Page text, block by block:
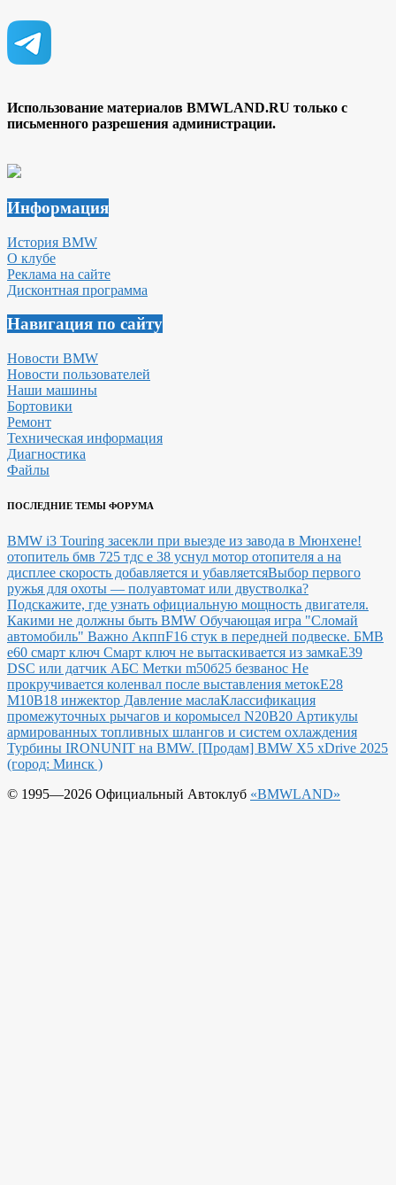
Использование материалов BMWLAND.RU только с
письменного разрешения администрации.
Информация
История BMW
О клубе
Реклама на сайте
Дисконтная программа
Навигация по сайту
Новости BMW
Новости пользователей
Наши машины
Бортовики
Ремонт
Техническая информация
Диагностика
Файлы
ПОСЛЕДНИЕ ТЕМЫ ФОРУМА
BMW i3 Touring засекли при выезде из завода в Мюнхене!
отопитель бмв 725 тдс е 38 уснул мотор отопителя а на
дисплее скорость добавляется и убавляетсяВыбор первого
ружья для охоты — полуавтомат или двустволка?
Подскажите, где узнать официальную мощность двигателя.
Какими не должны быть BMW Обучающая игра "Сломай
автомобиль" Важно АкппF16 стук в передней подвеске. БМВ
е60 смарт ключ Смарт ключ не вытаскивается из замкаE39
DSC или датчик АБС Метки m50б25 безванос Не
прокручивается коленвал после выставления метокЕ28
М10В18 инжектор Давление маслаКлассификация
промежуточных рычагов и коромысел N20B20 Артикулы
армированных топливных шлангов и систем охлаждения
Турбины IRONUNIT на BMW. [Продам] BMW X5 xDrive 2025
(город: Минск )
© 1995—2026 Официальный Автоклуб «BMWLAND»